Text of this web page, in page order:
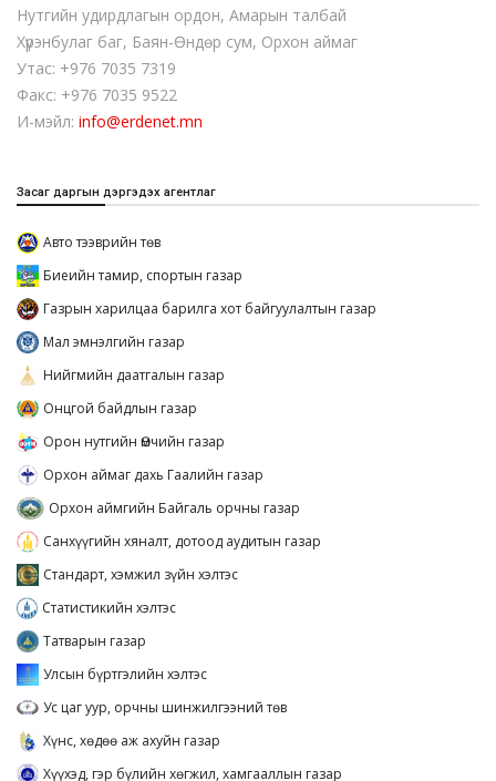
Нутгийн удирдлагын ордон, Амарын талбай
Хүрэнбулаг баг, Баян-Өндөр сум, Орхон аймаг
Утас: +976 7035 7319
Факс: +976 7035 9522
И-мэйл: info@erdenet.mn
Засаг даргын дэргэдэх агентлаг
Авто тээврийн төв
Биеийн тамир, спортын газар
Газрын харилцаа барилга хот байгуулалтын газар
Мал эмнэлгийн газар
Нийгмийн даатгалын газар
Онцгой байдлын газар
Орон нутгийн Өмчийн газар
Орхон аймаг дахь Гаалийн газар
Орхон аймгийн Байгаль орчны газар
Санхүүгийн хяналт, дотоод аудитын газар
Стандарт, хэмжил зүйн хэлтэс
Статистикийн хэлтэс
Татварын газар
Улсын бүртгэлийн хэлтэс
Ус цаг уур, орчны шинжилгээний төв
Хүнс, хөдөө аж ахуйн газар
Хүүхэд, гэр бүлийн хөгжил, хамгааллын газар